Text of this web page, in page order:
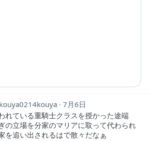
kouya0214kouya 7月6日
れている重騎士クラスを授かった途端
の立場を分家のマリアに取って代わられ
を追い出されるはで散々だなぁ